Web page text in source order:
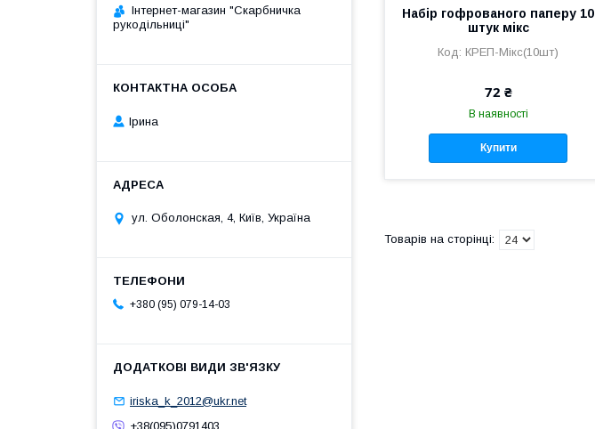
Набір гофрованого паперу 10
штук мікс
КРЕП-Мікс(10шт)
72 ₴
В наявності
Купити
Інтернет-магазин "Скарбничка
рукодільниці"
Ірина
ул. Оболонская, 4, Київ, Україна
+380 (95) 079-14-03
iriska_k_2012@ukr.net
+38(095)0791403